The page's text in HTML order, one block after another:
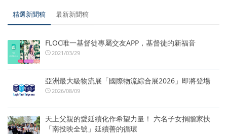
精選新聞稿 最新新聞稿
FLOC唯一基督徒專屬交友APP，基督徒的新福音
2021/03/29
亞洲最大級物流展「國際物流綜合展2026」即將登場
2026/08/09
天上父親的愛延續化作希望力量！ 六名子女捐贈家扶
「南投映全號」延續善的循環